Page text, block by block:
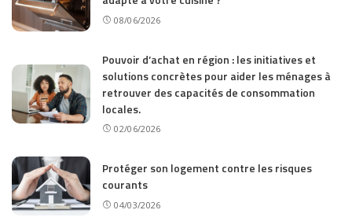
08/06/2026
Pouvoir d’achat en région : les initiatives et
solutions concrètes pour aider les ménages à
retrouver des capacités de consommation
locales.
02/06/2026
Protéger son logement contre les risques
courants
04/03/2026